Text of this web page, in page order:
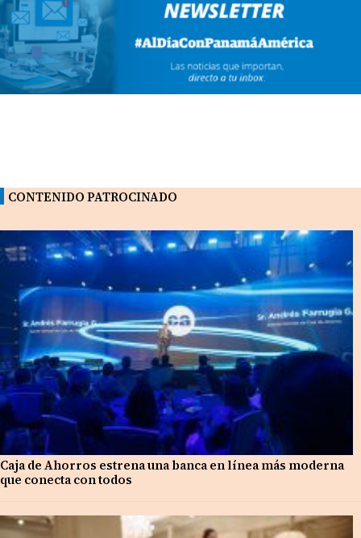
CONTENIDO PATROCINADO
Caja de Ahorros estrena una banca en línea más moderna
que conecta con todos